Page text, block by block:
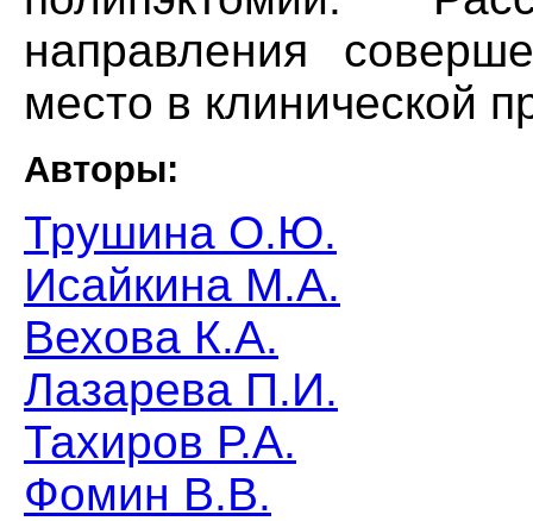
направления
место в клинической
Авторы:
Трушина О.Ю.
Исайкина М.А.
Вехова К.А.
Лазарева П.И.
Тахиров Р.А.
Фомин В.В.